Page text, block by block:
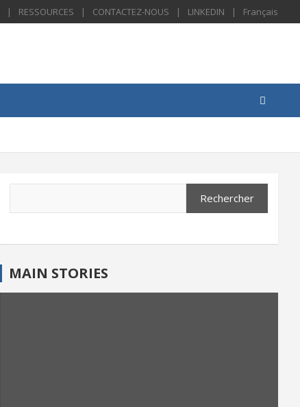
RESSOURCES CONTACTEZ-NOUS LINKEDIN Français
Rechercher
MAIN STORIES